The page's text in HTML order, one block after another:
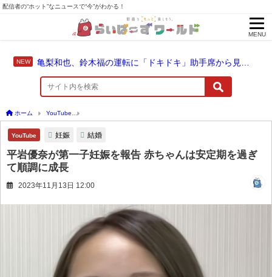
配信者の“ホット”なニュースで“今”がわかる！
MENU
ホーム YouTube
YouTube 妊娠 結婚
平岩優奈が第一子妊娠を報告 赤ちゃんは安定期を過ぎ
て順調に成長
2023年11月13日 12:00